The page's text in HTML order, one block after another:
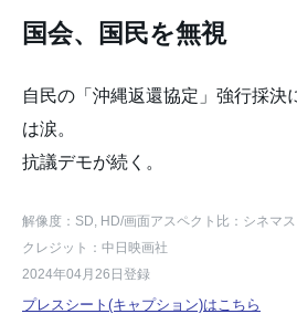
国会、国民を無視
自民の「沖縄返還協定」強行採決
は涙。
抗議デモが続く。
解像度：SD, HD/画面アスペクト比：シネマ
クレジット：中日映画社
2024年04月26日登録
プレスシート(キャプション)はこちら